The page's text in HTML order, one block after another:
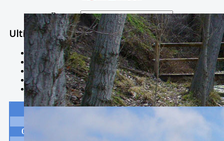
Buscar...
Ultimas Noticias
Solidaria carrera - 7 TÉRMINOS XTREM
Temporal de Febrero
Nevada Enero 2018
La estación de esquí de Javalambre abrirán este sábado
Larga vida a las escuelas